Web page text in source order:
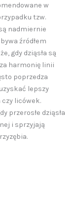
w
tzw.
nadmiernie
źródłem
gdy dziąsła są
harmonię linii
poprzedza
lepszy
licówek.
przerosłe dziąsła
i sprzyjają